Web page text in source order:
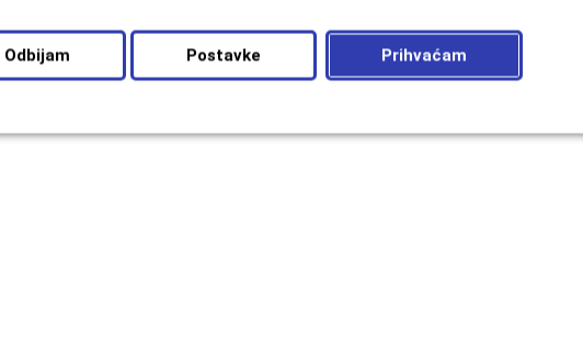
Prihvaćam
Odbijam Postavke